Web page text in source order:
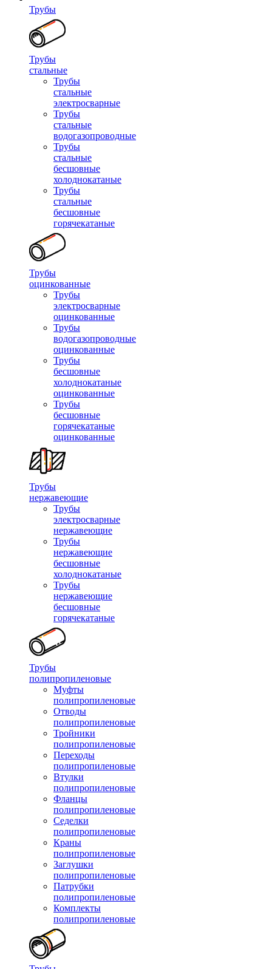
Трубы
Трубы
стальные
Трубы
стальные
электросварные
Трубы
стальные
водогазопроводные
Трубы
стальные
бесшовные
холоднокатаные
Трубы
стальные
бесшовные
горячекатаные
Трубы
оцинкованные
Трубы
электросварные
оцинкованные
Трубы
водогазопроводные
оцинкованные
Трубы
бесшовные
холоднокатаные
оцинкованные
Трубы
бесшовные
горячекатаные
оцинкованные
Трубы
нержавеющие
Трубы
электросварные
нержавеющие
Трубы
нержавеющие
бесшовные
холоднокатаные
Трубы
нержавеющие
бесшовные
горячекатаные
Трубы
полипропиленовые
Муфты
полипропиленовые
Отводы
полипропиленовые
Тройники
полипропиленовые
Переходы
полипропиленовые
Втулки
полипропиленовые
Фланцы
полипропиленовые
Седелки
полипропиленовые
Краны
полипропиленовые
Заглушки
полипропиленовые
Патрубки
полипропиленовые
Комплекты
полипропиленовые